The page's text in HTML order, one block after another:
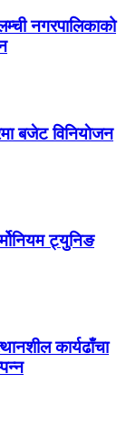
नगरपालिकाको
बजेट विनियाेजन
ट्युनिङ
कार्यढाँचा